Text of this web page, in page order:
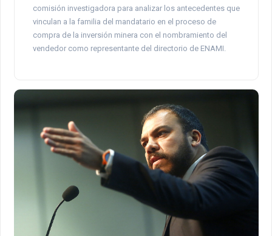
comisión investigadora para analizar los antecedentes que
vinculan a la familia del mandatario en el proceso de
compra de la inversión minera con el nombramiento del
vendedor como representante del directorio de ENAMI.